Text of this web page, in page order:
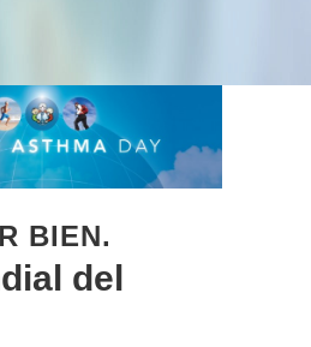
BIEN.
del